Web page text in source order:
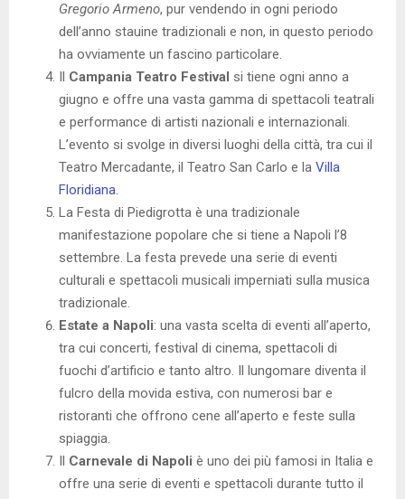
Gregorio Armeno, pur vendendo in ogni periodo
dell’anno stauine tradizionali e non, in questo periodo
ha ovviamente un fascino particolare.
Campania Teatro Festival si tiene ogni anno a
giugno e offre una vasta gamma di spettacoli teatrali
e performance di artisti nazionali e internazionali.
L’evento si svolge in diversi luoghi della città, tra cui il
Teatro Mercadante, il Teatro San Carlo e la Villa
Floridiana.
La Festa di Piedigrotta è una tradizionale
manifestazione popolare che si tiene a Napoli l’8
settembre. La festa prevede una serie di eventi
culturali e spettacoli musicali imperniati sulla musica
tradizionale.
Estate a Napoli: una vasta scelta di eventi all’aperto,
tra cui concerti, festival di cinema, spettacoli di
fuochi d’artificio e tanto altro. Il lungomare diventa il
fulcro della movida estiva, con numerosi bar e
ristoranti che offrono cene all’aperto e feste sulla
spiaggia.
Carnevale di Napoli è uno dei più famosi in Italia e
offre una serie di eventi e spettacoli durante tutto il